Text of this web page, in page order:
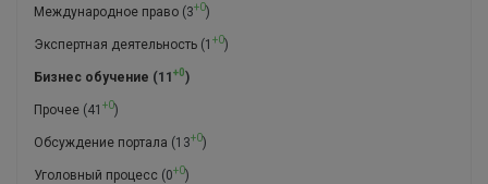
Международное право (3+0)
Экспертная деятельность (1 +0)
Бизнес обучение (11 +0)
Прочее (41 +0)
Обсуждение портала (13+0)
Уголовный процесс (0+0)